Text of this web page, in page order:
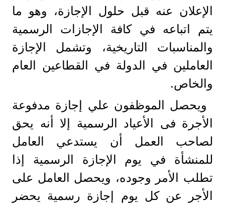
الإعلان عنه قبل حلول الإجازة، وهو ما
يتم اتباعه في كافة الإجازات الرسمية
والمناسبات التاريخية، وتشمل الإجازة
العاملين في الدولة في القطاعين العام
والخاص.
ويحصل الموظفون علي إجازة مدفوعة
الأجرة فى الأعياد الرسمية إلا أنه يحق
لصاحب العمل أن يستدعي العامل
للمنشأة في يوم الإجازة الرسمية إذا
تطلب الأمر وجوده، ويحصل العامل على
الأجر عن كل يوم إجازة رسمية يحضر